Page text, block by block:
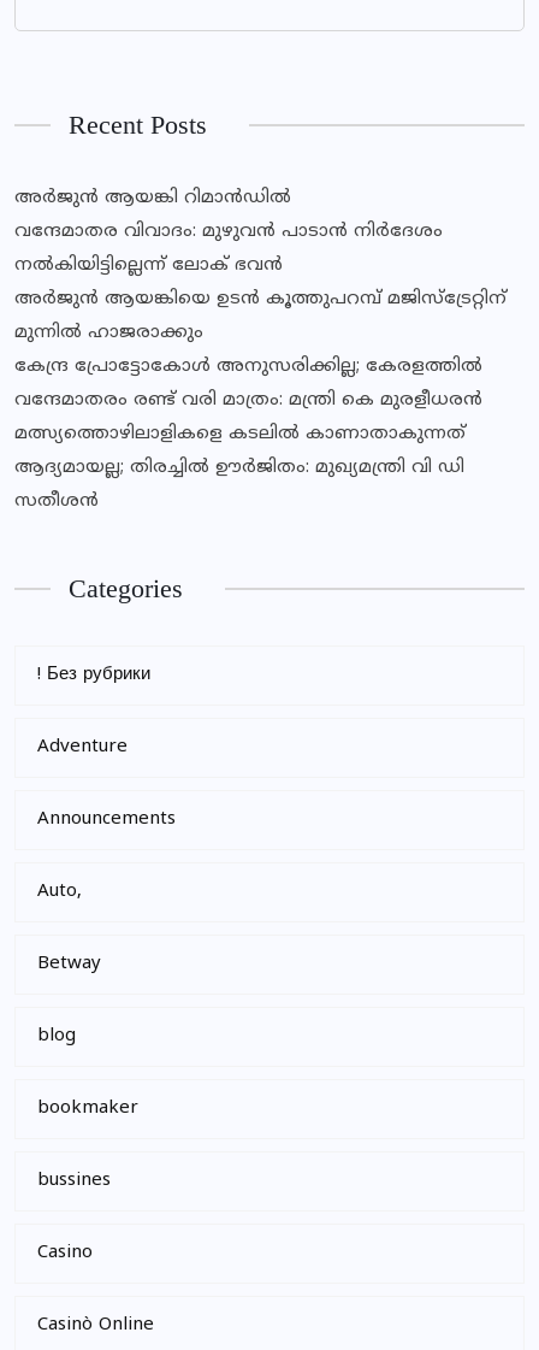
Recent Posts
അർജുൻ ആയങ്കി റിമാൻഡിൽ
വന്ദേമാതര വിവാദം: മുഴുവൻ പാടാൻ നിർദേശം
നൽകിയിട്ടില്ലെന്ന് ലോക് ഭവൻ
അർജുൻ ആയങ്കിയെ ഉടൻ കൂത്തുപറമ്പ് മജിസ്ട്രേറ്റിന്
മുന്നിൽ ഹാജരാക്കും
കേന്ദ്ര പ്രോട്ടോകോൾ അനുസരിക്കില്ല; കേരളത്തിൽ
വന്ദേമാതരം രണ്ട് വരി മാത്രം: മന്ത്രി കെ മുരളീധരൻ
മത്സ്യത്തൊഴിലാളികളെ കടലിൽ കാണാതാകുന്നത്
ആദ്യമായല്ല; തിരച്ചിൽ ഊർജിതം: മുഖ്യമന്ത്രി വി ഡി
സതീശൻ
Categories
! Без рубрики
Adventure
Announcements
Auto,
Betway
blog
bookmaker
bussines
Casino
Casinò Online